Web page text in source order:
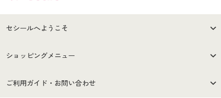
セシールへようこそ
はじめての方へ
セシールご利用規約
ショッピングメニュー
商品カテゴリ
ご利用ガイド・お問い合わせ